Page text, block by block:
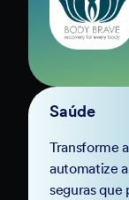
Saúde
Transforme
automatize
seguras